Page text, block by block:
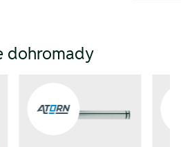
dohromady